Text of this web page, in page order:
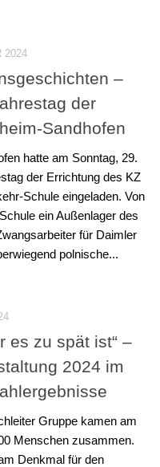
2024
–
der
Sandhofen
hatte am Sonntag, 29.
der Errichtung des KZ
Schule eingeladen. Von
ein Außenlager des
für Daimler
polnische...
es zu spät ist“ –
2024 im
Gruppe kamen am
Menschen zusammen.
Denkmal für den